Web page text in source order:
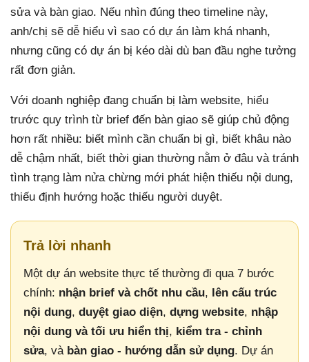
sửa và bàn giao. Nếu nhìn đúng theo timeline này,
anh/chị sẽ dễ hiểu vì sao có dự án làm khá nhanh,
nhưng cũng có dự án bị kéo dài dù ban đầu nghe tưởng
rất đơn giản.
Với doanh nghiệp đang chuẩn bị làm website, hiểu
trước quy trình từ brief đến bàn giao sẽ giúp chủ động
hơn rất nhiều: biết mình cần chuẩn bị gì, biết khâu nào
dễ chậm nhất, biết thời gian thường nằm ở đâu và tránh
tình trạng làm nửa chừng mới phát hiện thiếu nội dung,
thiếu định hướng hoặc thiếu người duyệt.
Trả lời nhanh
Một dự án website thực tế thường đi qua 7 bước
chính: nhận brief và chốt nhu cầu, lên cấu trúc
nội dung, duyệt giao diện, dựng website, nhập
nội dung và tối ưu hiển thị, kiểm tra - chỉnh
sửa, và bàn giao - hướng dẫn sử dụng. Dự án